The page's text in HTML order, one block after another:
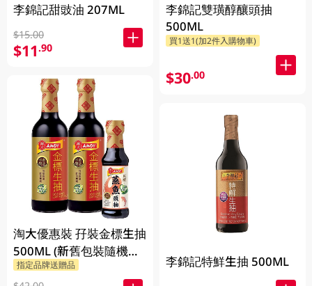
李錦記甜豉油 207ML
$15.00
$11.90
淘大優惠裝 孖裝金標生抽
500ML (新舊包裝隨機發
送)
指定品牌送贈品
李錦記雙璜醇釀頭抽
500ML
買1送1(加2件入購物車)
$30.00
李錦記特鮮生抽 500ML